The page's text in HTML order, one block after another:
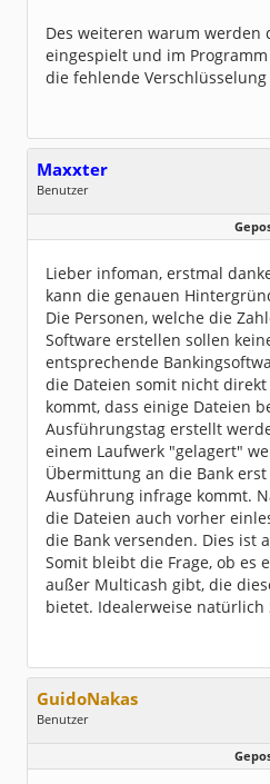
Des weiteren warum werden
eingespielt und im
die fehlende
Maxxter
Benutzer
Geschlecht:
keine Angabe
Dabei seit:
06 / 2018
Lieber infoman, erstmal
kann die genauen
Die Personen, welche die
Software erstellen sollen
entsprechende
die Dateien somit nicht
kommt, dass einige Dateien
Ausführungstag erstellt
einem Laufwerk "gelagert"
Übermittung an die Bank erst
Ausführung infrage kommt.
die Dateien auch vorher
die Bank versenden. Dies ist
Somit bleibt die Frage, ob es
außer Multicash gibt, die
bietet. Idealerweise natürlich
GuidoNakas
Benutzer
Beiträge:
289